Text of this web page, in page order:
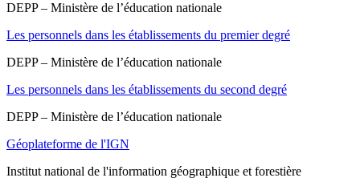
DEPP – Ministère de l’éducation nationale
Les personnels dans les établissements du premier degré
DEPP – Ministère de l’éducation nationale
Les personnels dans les établissements du second degré
DEPP – Ministère de l’éducation nationale
Géoplateforme de l'IGN
Institut national de l'information géographique et forestière